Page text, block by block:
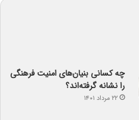
چه کسانی بنیان‌های امنیت فرهنگی
را نشانه گرفته‌اند؟
۲۲ مرداد ۱۴۰۱